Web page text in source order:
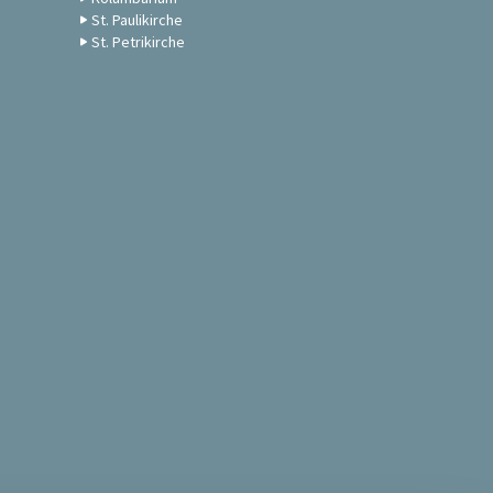
St. Paulikirche
St. Petrikirche